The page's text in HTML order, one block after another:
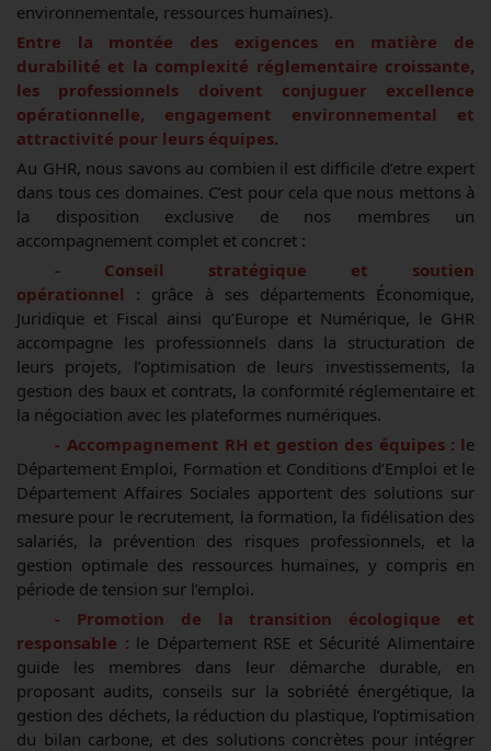
environnementale, ressources humaines).
Entre la montée des exigences en matière de
durabilité et la complexité réglementaire croissante,
les professionnels doivent conjuguer excellence
opérationnelle, engagement environnemental et
attractivité pour leurs équipes.
Au GHR, nous savons au combien il est difficile d’etre expert
dans tous ces domaines. C’est pour cela que nous mettons à
la disposition exclusive de nos membres un
accompagnement complet et concret :
- Conseil stratégique et soutien
opérationnel : grâce à ses départements Économique,
Juridique et Fiscal ainsi qu’Europe et Numérique, le GHR
accompagne les professionnels dans la structuration de
leurs projets, l’optimisation de leurs investissements, la
gestion des baux et contrats, la conformité réglementaire et
la négociation avec les plateformes numériques.
- Accompagnement RH et gestion des équipes : le
Département Emploi, Formation et Conditions d’Emploi et le
Département Affaires Sociales apportent des solutions sur
mesure pour le recrutement, la formation, la fidélisation des
salariés, la prévention des risques professionnels, et la
gestion optimale des ressources humaines, y compris en
période de tension sur l’emploi.
- Promotion de la transition écologique et
responsable : le Département RSE et Sécurité Alimentaire
guide les membres dans leur démarche durable, en
proposant audits, conseils sur la sobriété énergétique, la
gestion des déchets, la réduction du plastique, l’optimisation
du bilan carbone, et des solutions concrètes pour intégrer